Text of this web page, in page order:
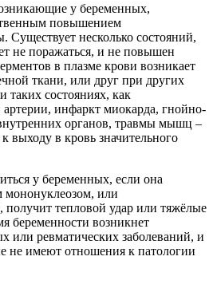
у беременных,
повышением
Существует несколько состояний,
не поражаться, и не повышен
в плазме крови возникает
ткани, или друг при других
таких состояниях, как
инфаркт миокарда, гнойно-
органов, травмы мышц –
выходу в кровь значительного
у беременных, если она
мононуклеозом, или
тепловой удар или тяжёлые
беременности возникнет
или ревматических заболеваний, и
не имеют отношения к патологии